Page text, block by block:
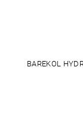
BAREKOL